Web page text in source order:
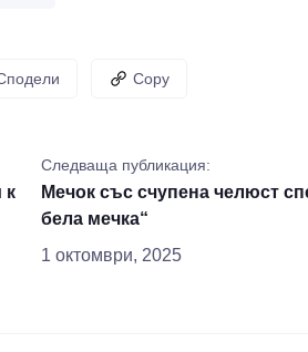
Copy
к
Следваща публикация:
Мечок със счупена челюст
бела мечка“
1 октомври, 2025